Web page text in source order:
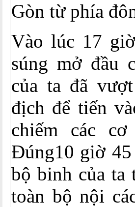
Gòn từ phía
Vào lúc 17
súng mở đầu
của ta đã
địch để tiến
chiếm các
Đúng10 giờ 45
bộ binh của
toàn bộ nội